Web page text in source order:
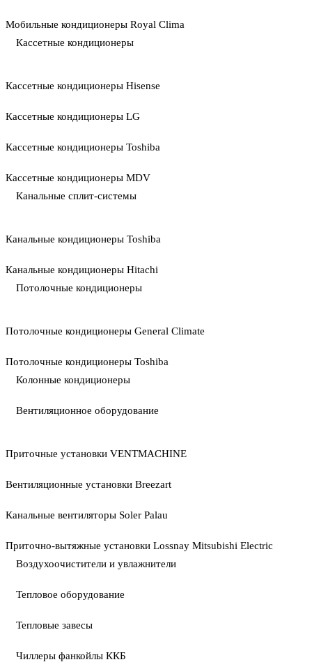
Мобильные кондиционеры Royal Clima
Кассетные кондиционеры
Кассетные кондиционеры Hisense
Кассетные кондиционеры LG
Кассетные кондиционеры Toshiba
Кассетные кондиционеры MDV
Канальные сплит-системы
Канальные кондиционеры Toshiba
Канальные кондиционеры Hitachi
Потолочные кондиционеры
Потолочные кондиционеры General Climate
Потолочные кондиционеры Toshiba
Колонные кондиционеры
Вентиляционное оборудование
Приточные установки VENTMACHINE
Вентиляционные установки Breezart
Канальные вентиляторы Soler Palau
Приточно-вытяжные установки Lossnay Mitsubishi Electric
Воздухоочистители и увлажнители
Тепловое оборудование
Тепловые завесы
Чиллеры фанкойлы ККБ